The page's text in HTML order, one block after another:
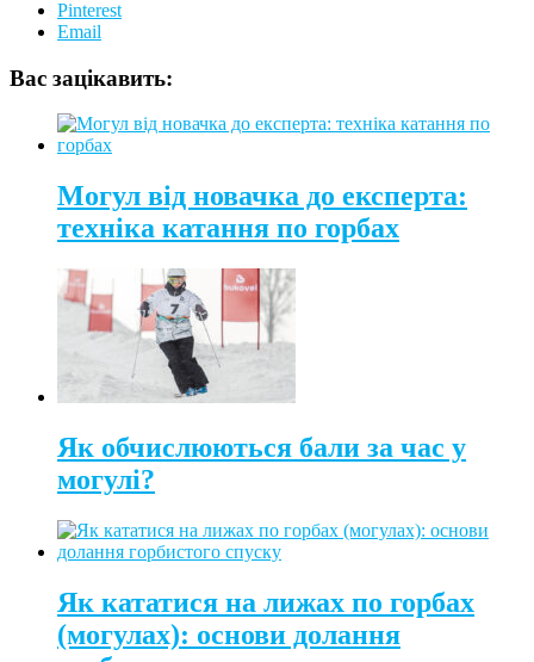
Pinterest
Email
Вас зацікавить:
Могул від новачка до експерта:
техніка катання по горбах
Як обчислюються бали за час у
могулі?
Як кататися на лижах по горбах
(могулах): основи долання